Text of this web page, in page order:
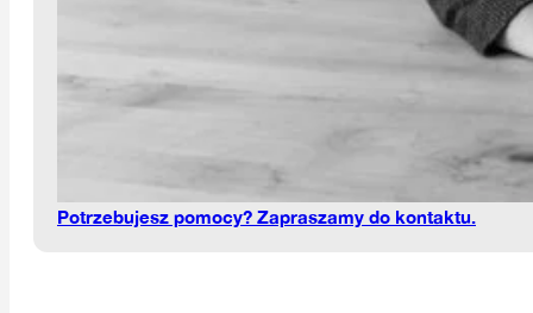
Potrzebujesz pomocy? Zapraszamy do kontaktu.